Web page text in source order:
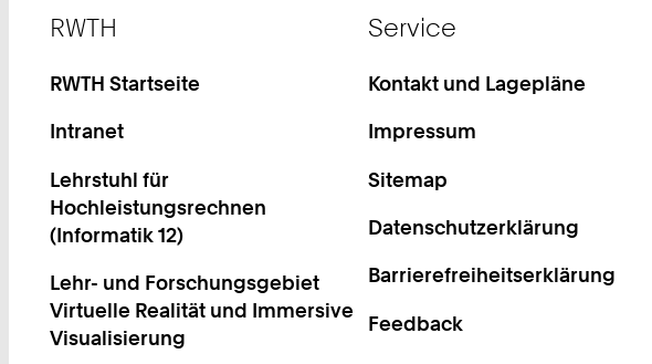
RWTH
RWTH Startseite
Intranet
Lehrstuhl für
Hochleistungsrechnen
(Informatik 12)
Lehr- und Forschungsgebiet
Virtuelle Realität und Immersive
Visualisierung
Service
Kontakt und Lagepläne
Impressum
Sitemap
Datenschutzerklärung
Barrierefreiheitserklärung
Feedback